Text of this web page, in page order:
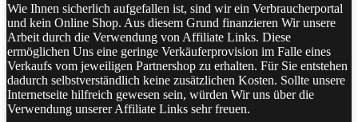
Wie Ihnen sicherlich aufgefallen ist, sind wir ein Verbraucherportal
und kein Online Shop. Aus diesem Grund finanzieren Wir unsere
Arbeit durch die Verwendung von Affiliate Links. Diese
ermöglichen Uns eine geringe Verkäuferprovision im Falle eines
Verkaufs vom jeweiligen Partnershop zu erhalten. Für Sie entstehen
dadurch selbstverständlich keine zusätzlichen Kosten. Sollte unsere
Internetseite hilfreich gewesen sein, würden Wir uns über die
Verwendung unserer Affiliate Links sehr freuen.